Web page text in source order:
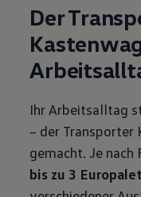
Der
Ihr Arbeitsalltag
– der Transporter
gemacht. Je
bis zu 3